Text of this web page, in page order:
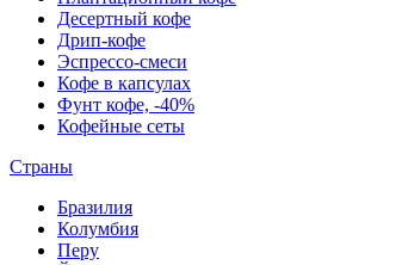
Десертный кофе
Дрип-кофе
Эспрессо-смеси
Кофе в капсулах
Фунт кофе, -40%
Кофейные сеты
Страны
Бразилия
Колумбия
Перу